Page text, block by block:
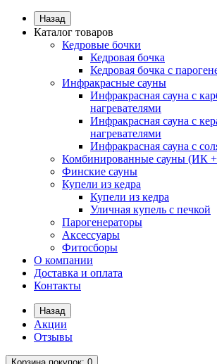
Назад
Каталог товаров
Кедровые бочки
Кедровая бочка
Кедровая бочка с
Инфракрасные сауны
Инфракрасная сауна с
нагревателями
Инфракрасная сауна с
нагревателями
Инфракрасная сауна с
Комбинированные сауны (ИК +
Финские сауны
Купели из кедра
Купели из кедра
Уличная купель с печкой
Парогенераторы
Аксессуары
Фитосборы
О компании
Доставка и оплата
Контакты
Назад
Акции
Отзывы